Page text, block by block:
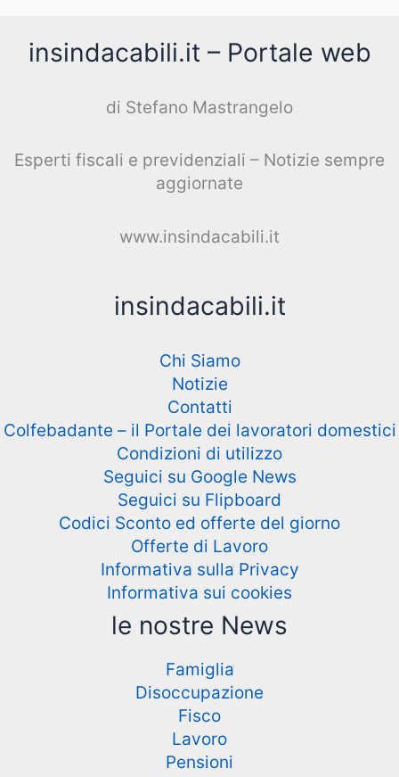
insindacabili.it – Portale web
di Stefano Mastrangelo
Esperti fiscali e previdenziali – Notizie sempre
aggiornate
www.insindacabili.it
insindacabili.it
Chi Siamo
Notizie
Contatti
Colfebadante – il Portale dei lavoratori domestici
Condizioni di utilizzo
Seguici su Google News
Seguici su Flipboard
Codici Sconto ed offerte del giorno
Offerte di Lavoro
Informativa sulla Privacy
Informativa sui cookies
le nostre News
Famiglia
Disoccupazione
Fisco
Lavoro
Pensioni